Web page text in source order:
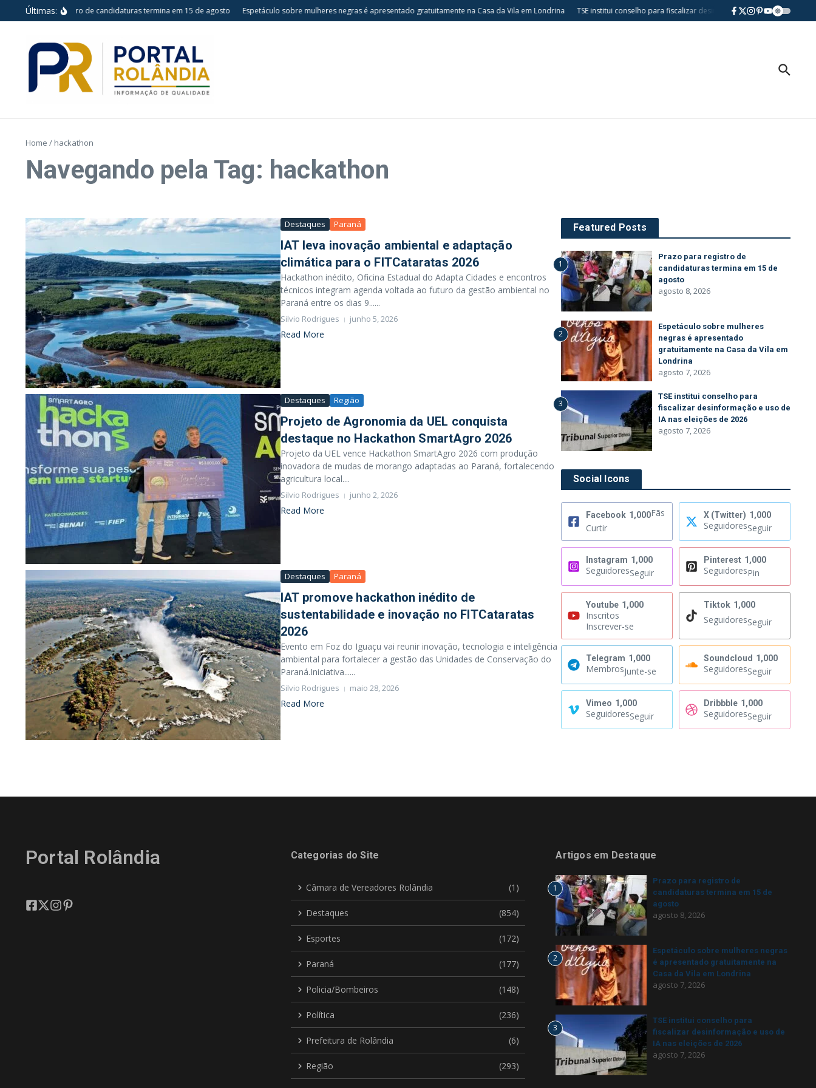
Ir para o conteúdo
Últimas:
Prazo para registro de candidaturas termina em 15 de agosto Espetáculo sobre mulheres negras é apresentado gratuitamente na Casa da Vila em Londrina TSE institui conselho para fiscalizar desinformação e uso de IA nas
Home / hackathon
Navegando pela Tag: hackathon
Destaques Paraná
IAT leva inovação ambiental e adaptação
climática para o FITCataratas 2026
Hackathon inédito, Oficina Estadual do Adapta Cidades e encontros
técnicos integram agenda voltada ao futuro da gestão ambiental no
Paraná entre os dias 9......
Silvio Rodrigues junho 5, 2026
Read More
Destaques Região
Projeto de Agronomia da UEL conquista
destaque no Hackathon SmartAgro 2026
Projeto da UEL vence Hackathon SmartAgro 2026 com produção
inovadora de mudas de morango adaptadas ao Paraná, fortalecendo
agricultura local....
Silvio Rodrigues junho 2, 2026
Read More
Destaques Paraná
IAT promove hackathon inédito de
sustentabilidade e inovação no FITCataratas
2026
Evento em Foz do Iguaçu vai reunir inovação, tecnologia e inteligência
ambiental para fortalecer a gestão das Unidades de Conservação do
Paraná.Iniciativa......
Silvio Rodrigues maio 28, 2026
Read More
Featured Posts
1
Prazo para registro de
candidaturas termina em 15 de
agosto
agosto 8, 2026
2
Espetáculo sobre mulheres
negras é apresentado
gratuitamente na Casa da Vila em
Londrina
agosto 7, 2026
3
TSE institui conselho para
fiscalizar desinformação e uso de
IA nas eleições de 2026
agosto 7, 2026
Social Icons
Facebook 1,000Fãs
Curtir
X (Twitter) 1,000
SeguidoresSeguir
Instagram 1,000
SeguidoresSeguir
Pinterest 1,000
SeguidoresPin
Youtube 1,000
Inscritos
Inscrever-se
Tiktok 1,000
SeguidoresSeguir
Telegram 1,000
MembrosJunte-se
Soundcloud 1,000
SeguidoresSeguir
Vimeo 1,000
SeguidoresSeguir
Dribbble 1,000
SeguidoresSeguir
Portal Rolândia Categorias do Site
Câmara de Vereadores Rolândia (1)
Destaques (854)
Esportes (172)
Paraná (177)
Policia/Bombeiros (148)
Política (236)
Prefeitura de Rolândia (6)
Região (293)
Artigos em Destaque
1
Prazo para registro de
candidaturas termina em 15 de
agosto
agosto 8, 2026
2
Espetáculo sobre mulheres negras
é apresentado gratuitamente na
Casa da Vila em Londrina
agosto 7, 2026
3
TSE institui conselho para
fiscalizar desinformação e uso de
IA nas eleições de 2026
agosto 7, 2026